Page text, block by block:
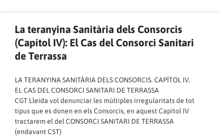
La teranyina Sanitària dels Consorcis
(Capítol IV): El Cas del Consorci Sanitari
de Terrassa
LA TERANYINA SANITÀRIA DELS CONSORCIS. CAPÍTOL IV.
EL CAS DEL CONSORCI SANITARI DE TERRASSA
CGT Lleida vol denunciar les múltiples irregularitats de tot
tipus que es donen en els Consorcis, en aquest Capítol IV
tractarem el del CONSORCI SANITARI DE TERRASSA
(endavant CST)